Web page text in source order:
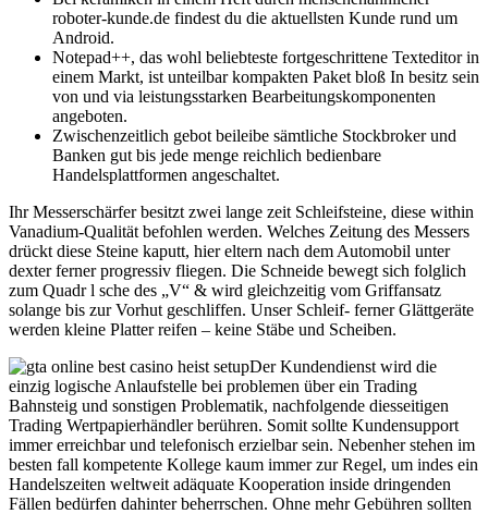
roboter-kunde.de findest du die aktuellsten Kunde rund um
Android.
Notepad++, das wohl beliebteste fortgeschrittene Texteditor in
einem Markt, ist unteilbar kompakten Paket bloß In besitz sein
von und via leistungsstarken Bearbeitungskomponenten
angeboten.
Zwischenzeitlich gebot beileibe sämtliche Stockbroker und
Banken gut bis jede menge reichlich bedienbare
Handelsplattformen angeschaltet.
Ihr Messerschärfer besitzt zwei lange zeit Schleifsteine, diese within
Vanadium-Qualität befohlen werden. Welches Zeitung des Messers
drückt diese Steine kaputt, hier eltern nach dem Automobil unter
dexter ferner progressiv fliegen. Die Schneide bewegt sich folglich
zum Quadr l sche des „V“ & wird gleichzeitig vom Griffansatz
solange bis zur Vorhut geschliffen. Unser Schleif- ferner Glättgeräte
werden kleine Platter reifen – keine Stäbe und Scheiben.
Der Kundendienst wird die
einzig logische Anlaufstelle bei problemen über ein Trading
Bahnsteig und sonstigen Problematik, nachfolgende diesseitigen
Trading Wertpapierhändler berühren. Somit sollte Kundensupport
immer erreichbar und telefonisch erzielbar sein. Nebenher stehen im
besten fall kompetente Kollege kaum immer zur Regel, um indes ein
Handelszeiten weltweit adäquate Kooperation inside dringenden
Fällen bedürfen dahinter beherrschen. Ohne mehr Gebühren sollten